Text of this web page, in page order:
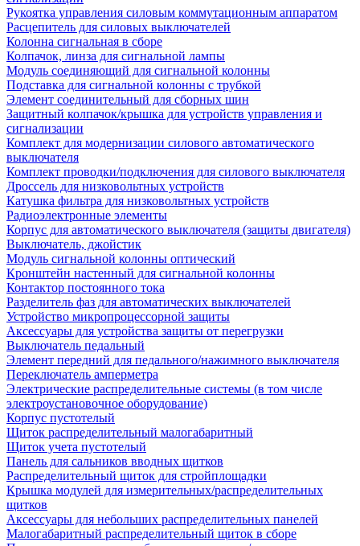
Рукоятка управления силовым коммутационным аппаратом
Расцепитель для силовых выключателей
Колонна сигнальная в сборе
Колпачок, линза для сигнальной лампы
Модуль соединяющий для сигнальной колонны
Подставка для сигнальной колонны с трубкой
Элемент соединительный для сборных шин
Защитный колпачок/крышка для устройств управления и
сигнализации
Комплект для модернизации силового автоматического
выключателя
Комплект проводки/подключения для силового выключателя
Дроссель для низковольтных устройств
Катушка фильтра для низковольтных устройств
Радиоэлектронные элементы
Корпус для автоматического выключателя (защиты двигателя)
Выключатель, джойстик
Модуль сигнальной колонны оптический
Кронштейн настенный для сигнальной колонны
Контактор постоянного тока
Разделитель фаз для автоматических выключателей
Устройство микропроцессорной защиты
Аксессуары для устройства защиты от перегрузки
Выключатель педальный
Элемент передний для педального/нажимного выключателя
Переключатель амперметра
Электрические распределительные системы (в том числе
электроустановочное оборудование)
Корпус пустотелый
Щиток распределительный малогабаритный
Щиток учета пустотелый
Панель для сальников вводных щитков
Распределительный щиток для стройплощадки
Крышка модулей для измерительных/распределительных
щитков
Аксессуары для небольших распределительных панелей
Малогабаритный распределительный щиток в сборе